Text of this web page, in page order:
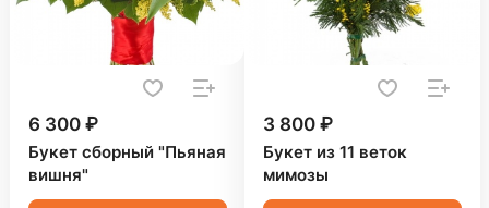
6 300 ₽
Букет сборный "Пьяная
вишня"
3 800 ₽
Букет из 11 веток
мимозы